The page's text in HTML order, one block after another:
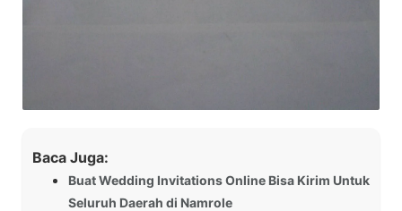
Baca Juga:
Buat Wedding Invitations Online Bisa Kirim Untuk
Seluruh Daerah di Namrole